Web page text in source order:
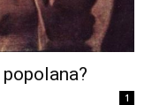
1